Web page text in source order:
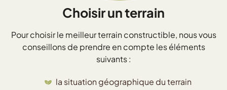
Choisir un terrain
Pour choisir le meilleur terrain constructible, nous vous
conseillons de prendre en compte les éléments
suivants :
la situation géographique du terrain